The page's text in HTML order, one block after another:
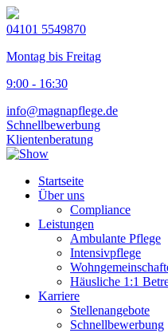
04101 5549870
Montag bis Freitag
9:00 - 16:30
info@magnapflege.de
Schnellbewerbung
Klientenberatung
Startseite
Über uns
Compliance
Leistungen
Ambulante Pflege
Intensivpflege
Häusliche 1:1
Karriere
Stellenangebote
Schnellbewerbung